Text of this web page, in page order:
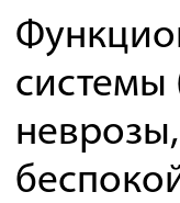
системы